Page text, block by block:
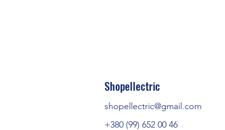
Shopellectric
shopellectric@gmail.com
+380 (99) 652 00 46